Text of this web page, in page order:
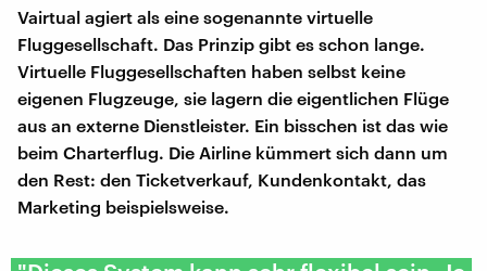
Vairtual agiert als eine sogenannte virtuelle
Fluggesellschaft. Das Prinzip gibt es schon lange.
Virtuelle Fluggesellschaften haben selbst keine
eigenen Flugzeuge, sie lagern die eigentlichen Flüge
aus an externe Dienstleister. Ein bisschen ist das wie
beim Charterflug. Die Airline kümmert sich dann um
den Rest: den Ticketverkauf, Kundenkontakt, das
Marketing beispielsweise.